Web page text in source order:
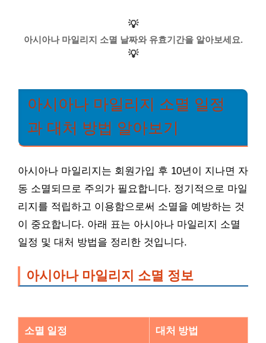
💡
아시아나 마일리지 소멸 날짜와 유효기간을 알아보세요.
💡
아시아나 마일리지 소멸 일정
과 대처 방법 알아보기
아시아나 마일리지는 회원가입 후 10년이 지나면 자
동 소멸되므로 주의가 필요합니다. 정기적으로 마일
리지를 적립하고 이용함으로써 소멸을 예방하는 것
이 중요합니다. 아래 표는 아시아나 마일리지 소멸
일정 및 대처 방법을 정리한 것입니다.
아시아나 마일리지 소멸 정보
소멸 일정 대처 방법